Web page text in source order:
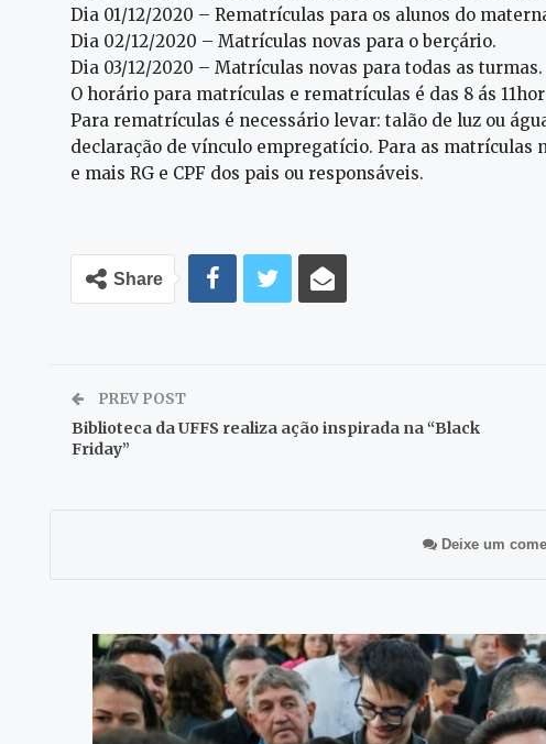
Dia 01/12/2020 – Rematrículas para os alunos do
Dia 02/12/2020 – Matrículas novas para o berçário.
Dia 03/12/2020 – Matrículas novas para todas as
O horário para matrículas e rematrículas é das 8 ás
Para rematrículas é necessário levar: talão de luz ou
declaração de vínculo empregatício. Para as matrículas
e mais RG e CPF dos pais ou responsáveis.
Share
PREV POST
Biblioteca da UFFS realiza ação inspirada na “Black
Friday”
Deixe um